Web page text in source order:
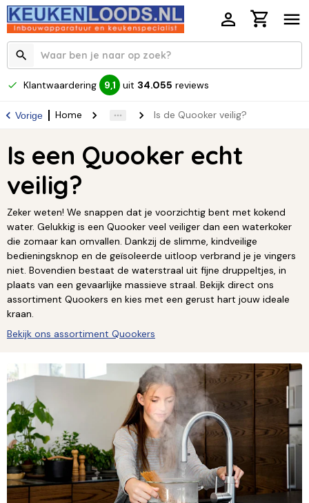
Klantwaardering 9,1 uit 34.055 reviews
Vorige Home Is de Quooker veilig?
Is een Quooker echt
veilig?
Zeker weten! We snappen dat je voorzichtig bent met kokend
water. Gelukkig is een Quooker veel veiliger dan een waterkoker
die zomaar kan omvallen. Dankzij de slimme, kindveilige
bedieningsknop en de geïsoleerde uitloop verbrand je je vingers
niet. Bovendien bestaat de waterstraal uit fijne druppeltjes, in
plaats van een gevaarlijke massieve straal. Bekijk direct ons
assortiment Quookers en kies met een gerust hart jouw ideale
kraan.
Bekijk ons assortiment Quookers